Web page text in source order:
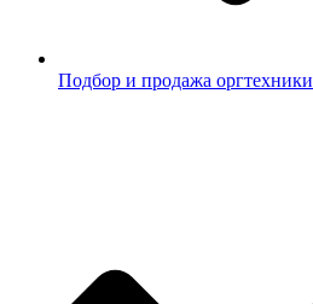
Подбор и продажа оргтехники